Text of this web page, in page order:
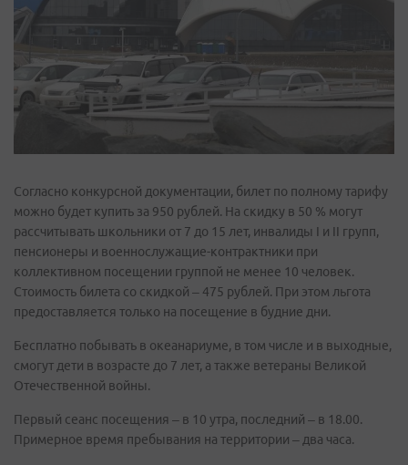
Согласно конкурсной документации, билет по полному тарифу
можно будет купить за 950 рублей. На скидку в 50 % могут
рассчитывать школьники от 7 до 15 лет, инвалиды I и II групп,
пенсионеры и военнослужащие-контрактники при
коллективном посещении группой не менее 10 человек.
Стоимость билета со скидкой – 475 рублей. При этом льгота
предоставляется только на посещение в будние дни.
Бесплатно побывать в океанариуме, в том числе и в выходные,
смогут дети в возрасте до 7 лет, а также ветераны Великой
Отечественной войны.
Первый сеанс посещения – в 10 утра, последний – в 18.00.
Примерное время пребывания на территории – два часа.